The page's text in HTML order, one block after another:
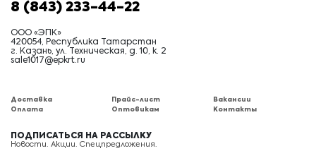
8 (843) 233-44-22
ООО «ЭПК»
420054, Республика Татарстан
г. Казань, ул. Техническая, д. 10, к. 2
sale1017@epkrt.ru
Доставка
Оплата
Прайс-лист
Оптовикам
Вакансии
Контакты
ПОДПИСАТЬСЯ НА РАССЫЛКУ
Новости. Акции. Спецпредложения.